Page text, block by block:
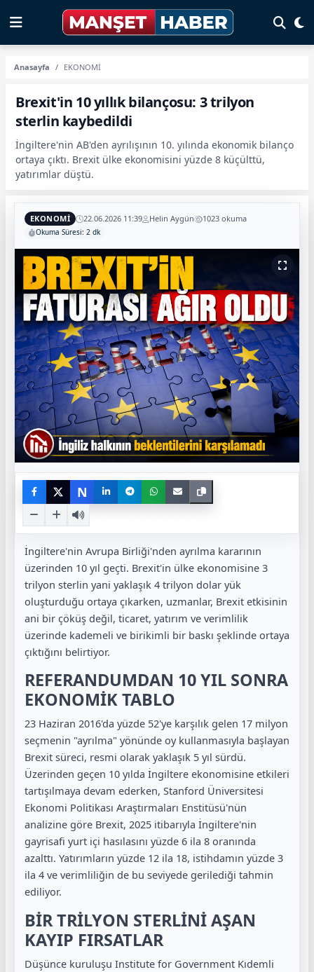
Anasayfa EKONOMİ
Brexit'in 10 yıllık bilançosu: 3 trilyon
sterlin kaybedildi
İngiltere'nin AB'den ayrılışının 10. yılında ekonomik bilanço
ortaya çıktı. Brexit ülke ekonomisini yüzde 8 küçülttü,
yatırımlar düştü.
EKONOMİ 22.06.2026 11:39 Helin Aygün 1023 okuma
Okuma Süresi: 2 dk
N
İngiltere'nin Avrupa Birliği'nden ayrılma kararının
üzerinden 10 yıl geçti. Brexit'in ülke ekonomisine 3
trilyon sterlin yani yaklaşık 4 trilyon dolar yük
oluşturduğu ortaya çıkarken, uzmanlar, Brexit etkisinin
ani bir çöküş değil, ticaret, yatırım ve verimlilik
üzerinde kademeli ve birikimli bir baskı şeklinde ortaya
çıktığını belirtiyor.
REFERANDUMDAN 10 YIL SONRA
EKONOMİK TABLO
23 Haziran 2016'da yüzde 52'ye karşılık gelen 17 milyon
seçmenin "ayrılma" yönünde oy kullanmasıyla başlayan
Brexit süreci, resmi olarak yaklaşık 5 yıl sürdü.
Üzerinden geçen 10 yılda İngiltere ekonomisine etkileri
tartışılmaya devam ederken, Stanford Üniversitesi
Ekonomi Politikası Araştırmaları Enstitüsü'nün
analizine göre Brexit, 2025 itibarıyla İngiltere'nin
gayrisafi yurt içi hasılasını yüzde 6 ila 8 oranında
azalttı. Yatırımların yüzde 12 ila 18, istihdamın yüzde 3
ila 4 ve verimliliğin de bu seviyede gerilediği tahmin
ediliyor.
BİR TRİLYON STERLİNİ AŞAN
KAYIP FIRSATLAR
Düşünce kuruluşu Institute for Government Kıdemli